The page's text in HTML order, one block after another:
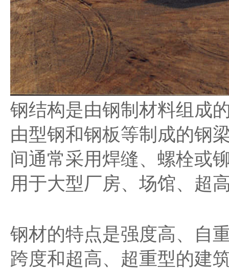
钢结构是由钢制材料组成
由型钢和钢板等制成的钢
间通常采用焊缝、螺栓或
用于大型厂房、场馆、超
钢材的特点是强度高、自
跨度和超高、超重型的建